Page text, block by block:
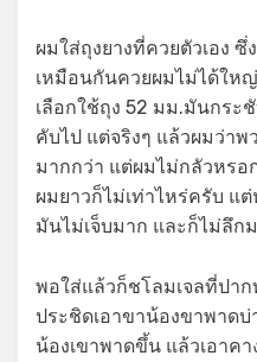
ผมใส่ถุงยางที่ควยตัวเอง ซึ่
เหมือนกันควยผมไม่ได้ให
เลือกใช้ถุง 52 มม.มันกร
คับไป แต่จริงๆ แล้วผมว่า
มากกว่า แต่ผมไม่กลัวหร
ผมยาวก็ไม่เท่าไหร่ครับ แ
มันไม่เจ็บมาก และก็ไม่ลึกม
พอใส่แล้วก็ชโลมเจลที่ปาก
ประชิดเอาขาน้องขาพาด
น้องเขาพาดขึ้น แล้วเอาค